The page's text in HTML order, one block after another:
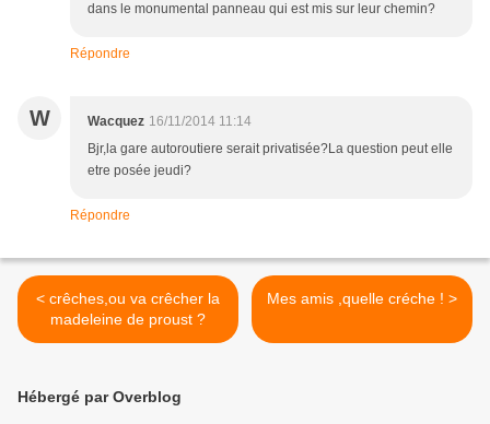
dans le monumental panneau qui est mis sur leur chemin?
Répondre
W Wacquez 16/11/2014 11:14
Bjr,la gare autoroutiere serait privatisée?La question peut elle
etre posée jeudi?
Répondre
< crêches,ou va crêcher la
madeleine de proust ?
Mes amis ,quelle créche ! >
Hébergé par Overblog